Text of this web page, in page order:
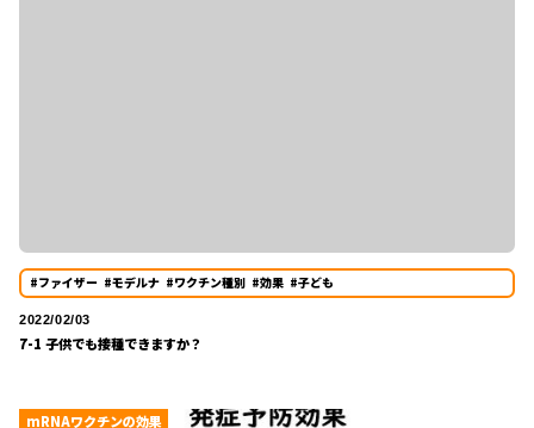
#ファイザー #モデルナ #ワクチン種別 #効果 #子ども
2022/02/03
7-1 子供でも接種できますか？
mRNAワクチンの効果